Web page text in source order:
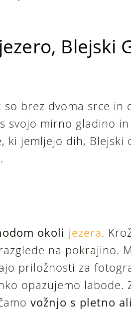
Blejski
so brez dvoma srce in
s svojo mirno gladino
jemljejo dih, Blejski
okoli jezera.
na pokrajino.
priložnosti za
opazujemo labode.
vožnjo s pletno